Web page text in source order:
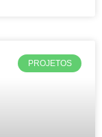
PROJETOS